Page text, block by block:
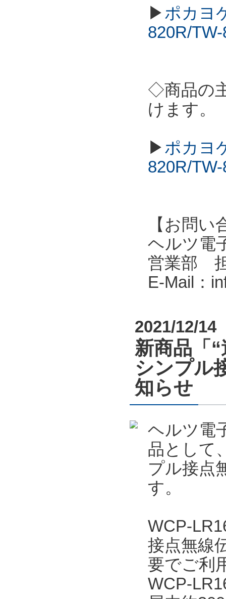
▶ポカヨ
820R/
◇商品の
けます。
▶ポカヨ
820R/
【お問い
ヘルツ電
営業部
E-Mail：
2021/12/14
新商品「
シンプル
知らせ
ヘルツ電
品として
プル接点
す。
WCP-
接点無線
要でご利
WCP-